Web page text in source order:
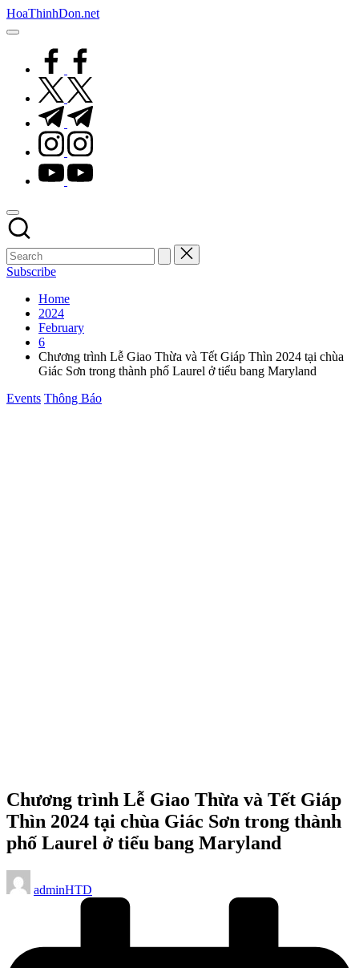
Skip
to
HoaThinhDon.net
Vietnamese
Washington
Metropolitan
facebook.com
twitter.com
t.me
instagram.com
youtube.com
Subscribe
Home
2024
February
6
Chương trình Lễ Giao Thừa và Tết Giáp Thìn 2024 tại chùa
Giác Sơn trong thành phố Laurel ở tiểu bang Maryland
Posted
Events Thông Báo
Chương trình Lễ Giao Thừa và Tết Giáp
Thìn 2024 tại chùa Giác Sơn trong thành
phố Laurel ở tiểu bang Maryland
Posted
by
adminHTD